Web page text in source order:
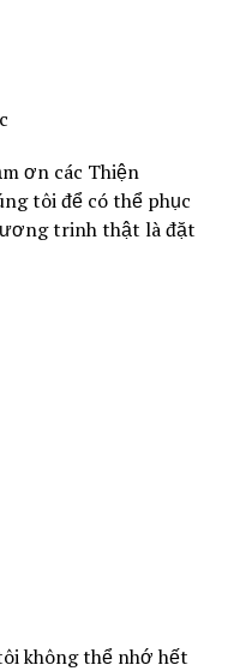
ơn các Thiện
tôi để có thể phục
trinh thật là đặt
không thể nhớ hết